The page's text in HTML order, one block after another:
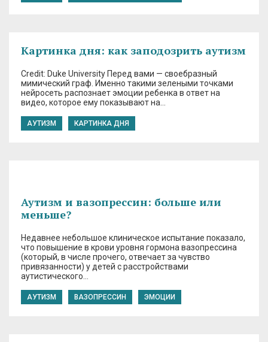
Картинка дня: как заподозрить аутизм
Credit: Duke University Перед вами — своебразный
мимический граф. Именно такими зелеными точками
нейросеть распознает эмоции ребенка в ответ на
видео, которое ему показывают на…
АУТИЗМ КАРТИНКА ДНЯ
Аутизм и вазопрессин: больше или
меньше?
Недавнее небольшое клиническое испытание показало,
что повышение в крови уровня гормона вазопрессина
(который, в числе прочего, отвечает за чувство
привязанности) у детей с расстройствами
аутистического…
АУТИЗМ ВАЗОПРЕССИН ЭМОЦИИ